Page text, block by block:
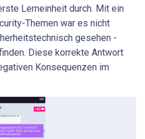
Lerneinheit durch. Mit ein
Themen war es nicht
gesehen -
Diese korrekte Antwort
Konsequenzen im